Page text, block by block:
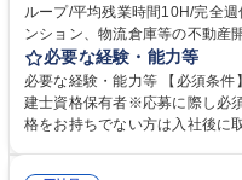
ループ/平均残業時間10H/完全週休2日 仕事の内容 オフィス
ンション、物流倉庫等の不動産
貸運営、売却、仲介・活用提案
いただきます。 【詳細】・契約書管理、契約書製本、捺印対応、ファイリ
ング、登記簿取得、調書取得・
求・支払データ登録、取引先マ
必要な経験・能力等
必要な経験・能力等 【必須条
建士資格保有者※応募に際し必
格をお持ちでない方は入社後に